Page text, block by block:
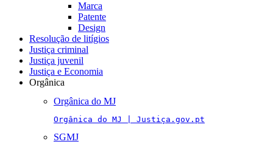
Marca
Patente
Design
Resolução de litígios
Justiça criminal
Justiça juvenil
Justiça e Economia
Orgânica
Orgânica do MJ
Orgânica do MJ | Justiça.gov.pt
SGMJ